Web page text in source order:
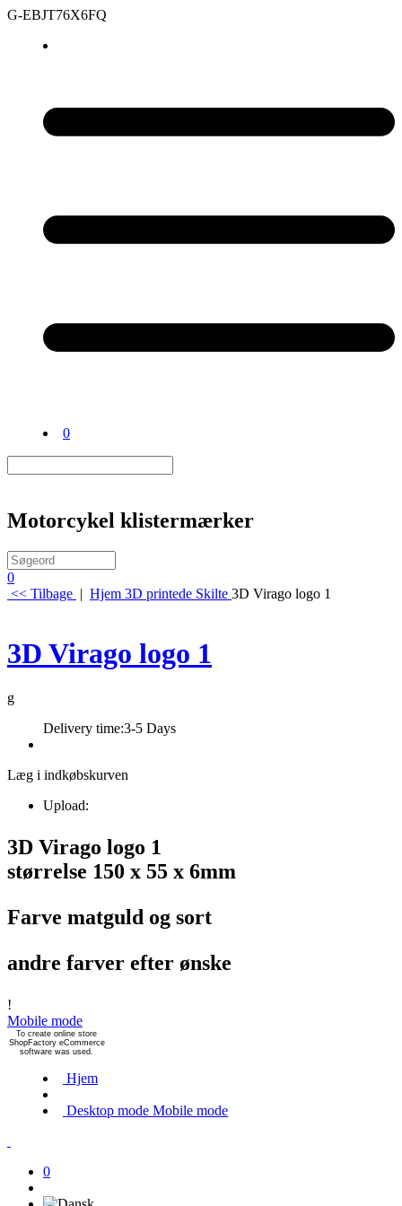
G-EBJT76X6FQ
0
Motorcykel klistermærker
0
<< Tilbage | Hjem 3D printede Skilte 3D Virago logo 1
3D Virago logo 1
g
Delivery time:3-5 Days
Læg i indkøbskurven
Upload:
3D Virago logo 1
størrelse 150 x 55 x 6mm
Farve matguld og sort
andre farver efter ønske
!
Mobile mode
To create online store
ShopFactory eCommerce
software was used.
Hjem
Desktop mode Mobile mode
0